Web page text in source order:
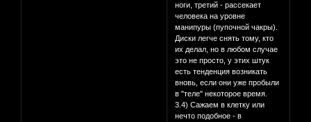
ноги, третий - рассекает
человека на уровне
манипуры (пупочной чакры).
Диски легче снять тому, кто
их делал, но в любом случае
это не просто, у этих штук
есть тенденция возникать
вновь, если они уже пробыли
в "теле" некоторое время.
3.4) Сажаем в клетку или
нечто подобное - в